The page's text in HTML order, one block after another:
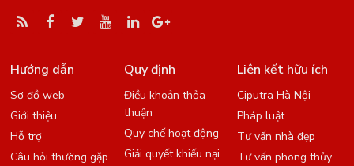
Hướng dẫn
Sơ đồ web
Giới thiệu
Hỗ trợ
Câu hỏi thường gặp
Quy định
Điều khoản thỏa
thuận
Quy chế hoạt động
Giải quyết khiếu nại
Liên kết hữu ích
Ciputra Hà Nội
Pháp luật
Tư vấn nhà đẹp
Tư vấn phong thủy